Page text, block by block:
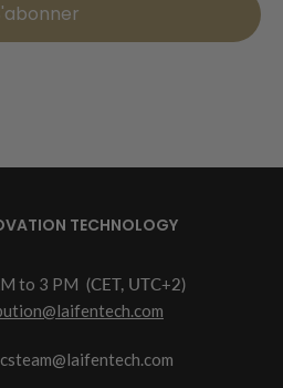
TECHNOLOGY
to 3 PM (CET, UTC+2)